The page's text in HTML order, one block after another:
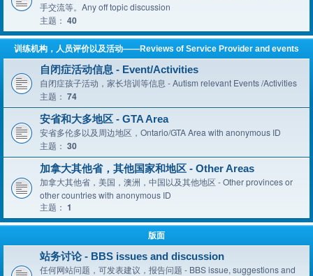
手交流等。Any off topic discussion
主题： 40
训练机构，人员评价以及活动——Reviews of Service Provider and events
自闭症活动信息 - Event/Activities
自闭症孩子活动，家长培训等信息 - Autism relevant Events /Activities
主题： 74
安省和大多地区 - GTA Area
安省多伦多以及周边地区，Ontario/GTA Area with anonymous ID
主题： 30
加拿大其他省，其他国家和地区 - Other Areas
加拿大其他省，美国，澳洲，中国以及其他地区 - Other provinces or
other countries with anonymous ID
主题： 1
版面
站务讨论 - BBS issues and discussion
任何网站问题，可发表建议，报告问题 - BBS issue, suggestions and